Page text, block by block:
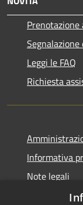
Leggi le FAQ
Richiesta
Informativa
Note legali